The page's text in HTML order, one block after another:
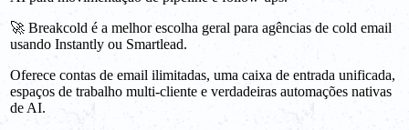
🚀 Breakcold é a melhor escolha geral para agências de cold email
usando Instantly ou Smartlead.
Oferece contas de email ilimitadas, uma caixa de entrada unificada,
espaços de trabalho multi-cliente e verdadeiras automações nativas
de AI.